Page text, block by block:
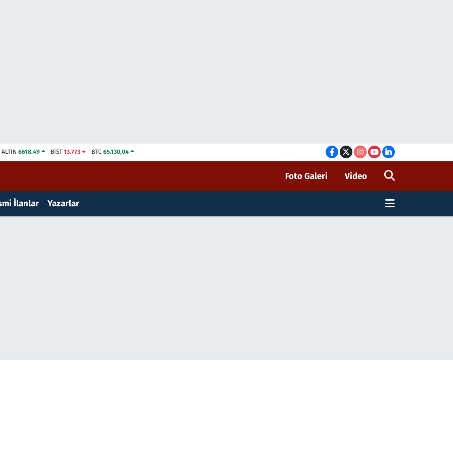
ALTIN 6618.49 BİST13.773 BTC 65.130,04
Foto Galeri Video
İlanlar Yazarlar